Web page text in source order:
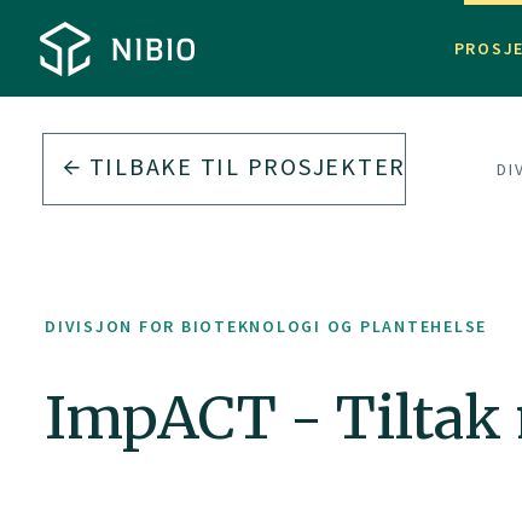
TILBAKE TIL PROSJEKTER
DIVISJON FOR BIOTEKNOLOGI OG PLANTEHELSE
ImpACT -